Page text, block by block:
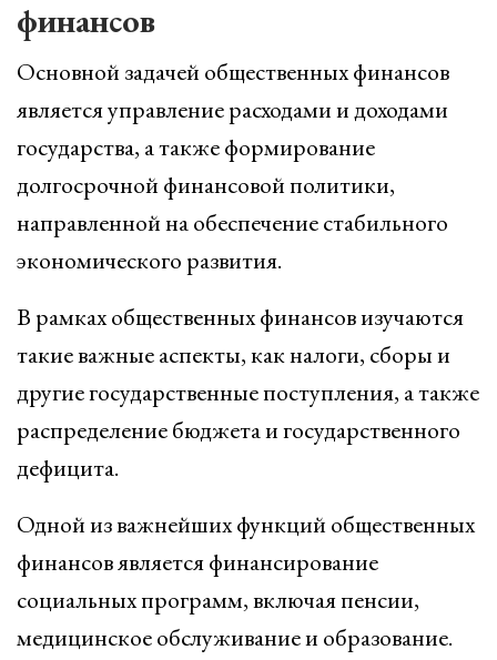
финансов
Основной задачей общественных финансов
является управление расходами и доходами
государства, а также формирование
долгосрочной финансовой политики,
направленной на обеспечение стабильного
экономического развития.
В рамках общественных финансов изучаются
такие важные аспекты, как налоги, сборы и
другие государственные поступления, а также
распределение бюджета и государственного
дефицита.
Одной из важнейших функций общественных
финансов является финансирование
социальных программ, включая пенсии,
медицинское обслуживание и образование.